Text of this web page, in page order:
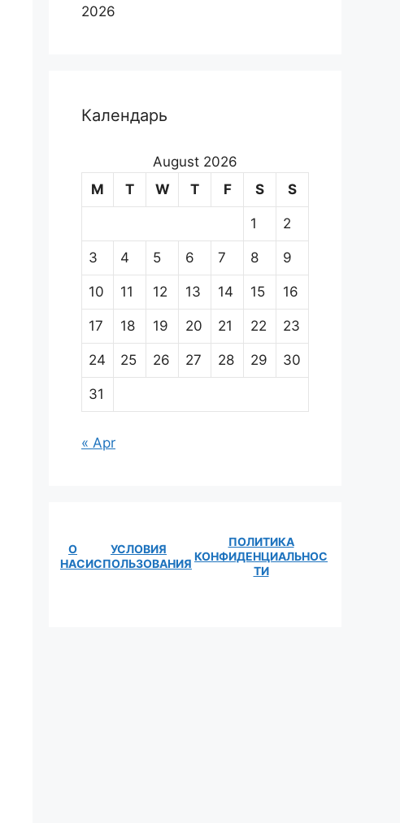
2026
Календарь
August 2026
M
T W T F S S
1 2
3 4 5 6 7 8 9
10 11 12 13 14 15 16
17 18 19 20 21 22 23
24 25 26 27 28 29 30
31
« Apr
О
НАС
УСЛОВИЯ
ИСПОЛЬЗОВАНИЯ
ПОЛИТИКА
КОНФИДЕНЦИАЛЬНОС
ТИ